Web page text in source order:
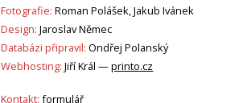
Fotografie: Roman Polášek, Jakub Ivánek
Design: Jaroslav Němec
Databázi připravil: Ondřej Polanský
Webhosting: Jiří Král —printo.cz
Kontakt: formulář